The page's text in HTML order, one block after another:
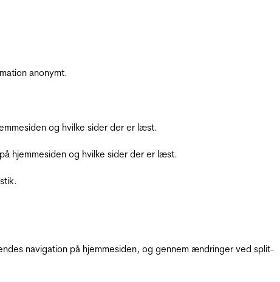
anonymt.
og hvilke sider der er læst.
hjemmesiden og hvilke sider der er læst.
navigation på hjemmesiden, og gennem ændringer ved split-